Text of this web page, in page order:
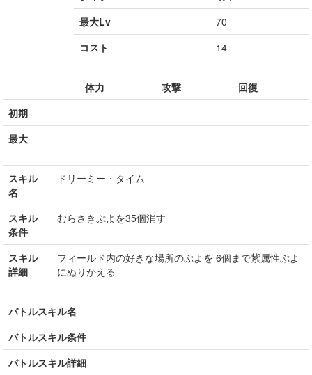
最大Lv
70
コスト
14
体力 攻撃
回復
初期
最大
スキル
名
ドリーミー・タイム
スキル
条件
むらさきぷよを35個消す
スキル
詳細
フィールド内の好きな場所のぷよを 6個まで紫属性ぷよ
にぬりかえる
バトルスキル名
バトルスキル条件
バトルスキル詳細